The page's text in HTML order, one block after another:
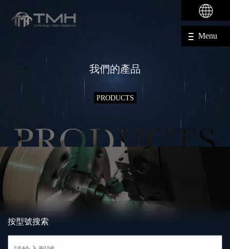
Menu
我們的產品
PRODUCTS
按型號搜索